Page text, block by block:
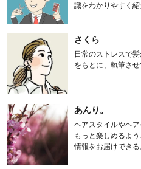
識をわかりやすく紹
さくら
日常のストレスで
をもとに、執筆させ
あんり。
ヘアスタイルやヘ
もっと楽しめるよ
情報をお届けでき